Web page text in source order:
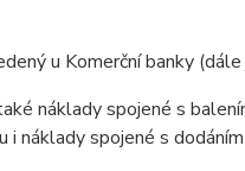
u Komerční banky (dále
náklady spojené s
náklady spojené s